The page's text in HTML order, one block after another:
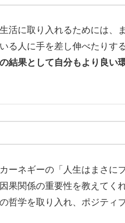
活に取り入れるためには、
る人に手を差し伸べたりす
結果として自分もより良い
ーネギーの「人生はまさに
果関係の重要性を教えてく
哲学を取り入れ、ポジティ